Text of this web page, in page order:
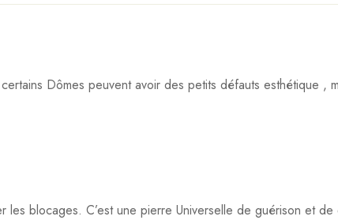
Dômes peuvent avoir des petits défauts esthétique ,
blocages. C’est une pierre Universelle de guérison et